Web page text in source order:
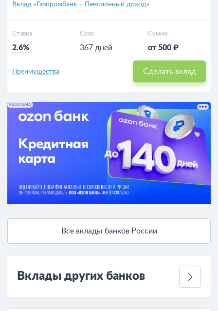
Вклад «Газпромбанк – Пенсионный доход»
Ставка
2.6%
Срок
367 дней
Сумма
от 500 ₽
Преимущества Сделать вклад
РЕКЛАМА
Все вклады банков России
Вклады других банков